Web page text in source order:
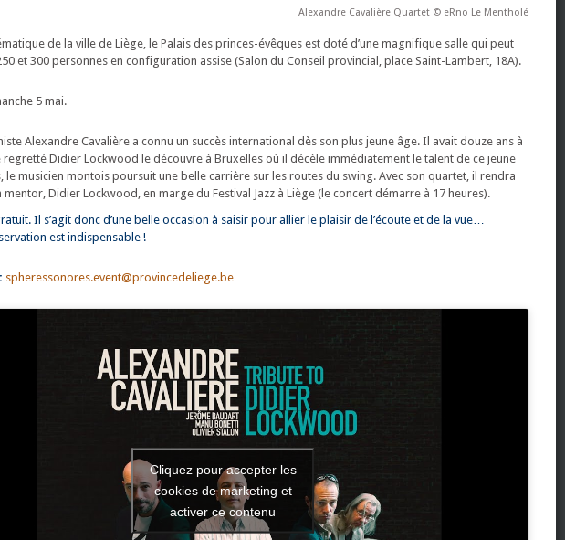
Alexandre Cavalière Quartet © eRno Le Mentholé
de la ville de Liège, le Palais des princes-évêques est doté d’une magnifique salle qui peut
et 300 personnes en configuration assise (Salon du Conseil provincial, place Saint-Lambert, 18A).
5 mai.
Alexandre Cavalière a connu un succès international dès son plus jeune âge. Il avait douze ans à
Didier Lockwood le découvre à Bruxelles où il décèle immédiatement le talent de ce jeune
le musicien montois poursuit une belle carrière sur les routes du swing. Avec son quartet, il rendra
mentor, Didier Lockwood, en marge du Festival Jazz à Liège (le concert démarre à 17 heures).
Il s’agit donc d’une belle occasion à saisir pour allier le plaisir de l’écoute et de la vue…
est indispensable !
spheressonores.event@provincedeliege.be
Cliquez pour accepter les
cookies de marketing et
activer ce contenu